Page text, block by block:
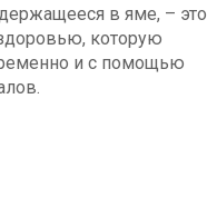
в яме, – это
которую
и с помощью